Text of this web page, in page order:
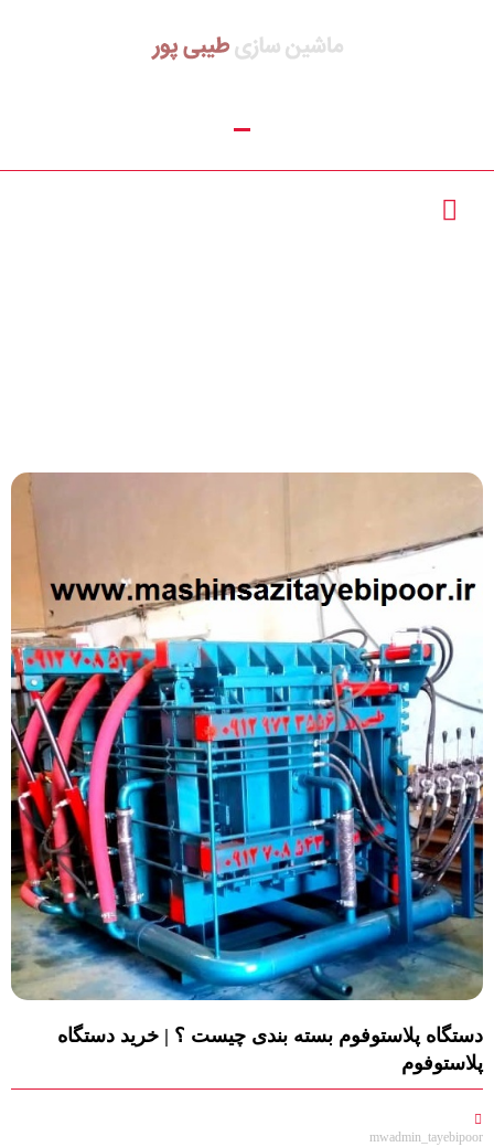
دستگاه پلاستوفوم
بسته بندی چیست ؟ |
دستگاه پلاستوفوم بسته بندی چیست ؟ | خرید دستگاه
پلاستوفوم
mwadmin_tayebipoor